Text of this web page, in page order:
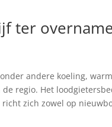
ter
andere koeling,
regio. Het
zich zowel op